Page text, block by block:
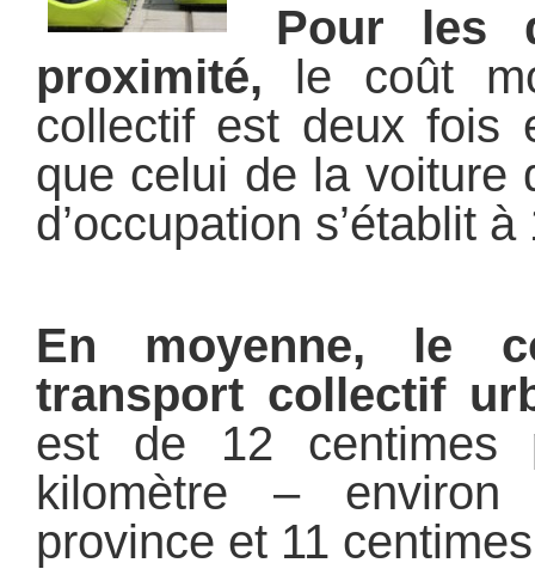
Pour les
proximité, le coût
collectif est deux fois
que celui de la voiture
d’occupation s’établit
En moyenne, le
transport collectif
est de 12 centimes
kilomètre –
province et 11